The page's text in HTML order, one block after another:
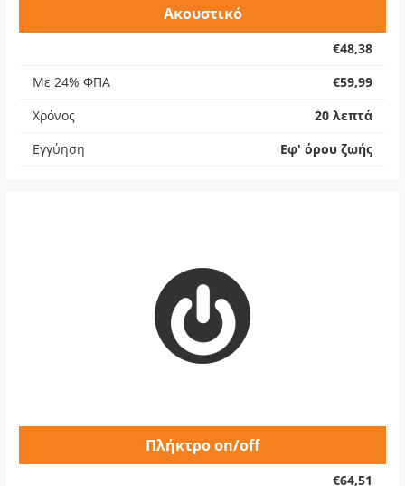
Ακουστικό
€48,38
Με 24% ΦΠΑ
€59,99
Χρόνος
20 λεπτά
Εγγύηση
Εφ' όρου ζωής
Πλήκτρο on/off
€64,51